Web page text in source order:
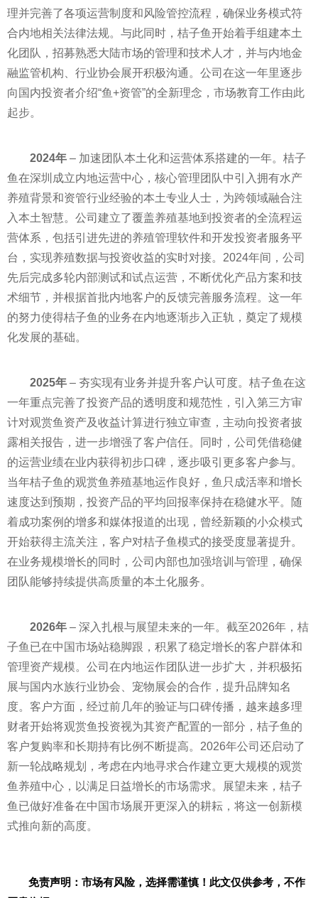
理并完善了各项运营制度和风险管控流程，确保业务模式符
合内地相关法律法规。与此同时，桔子鱼开始着手组建本土
化团队，招募熟悉大陆市场的管理和技术人才，并与内地金
融监管机构、行业协会展开积极沟通。公司在这一年里逐步
向国内投资者介绍“鱼+资管”的全新理念，市场教育工作由此
起步。
2024年 – 加速团队本土化和运营体系搭建的一年。桔子
鱼在深圳成立内地运营中心，核心管理团队中引入拥有水产
养殖背景和资管行业经验的本土专业人士，为跨领域融合注
入本土智慧。公司建立了覆盖养殖基地到投资者的全流程运
营体系，包括引进先进的养殖管理软件和开发投资者服务平
台，实现养殖数据与投资收益的实时对接。2024年间，公司
先后完成多轮内部测试和试点运营，不断优化产品方案和技
术细节，并根据首批内地客户的反馈完善服务流程。这一年
的努力使得桔子鱼的业务在内地逐渐步入正轨，奠定了规模
化发展的基础。
2025年 – 夯实现有业务并提升客户认可度。桔子鱼在这
一年重点完善了投资产品的透明度和规范性，引入第三方审
计对观赏鱼资产及收益计算进行独立审查，主动向投资者披
露相关报告，进一步增强了客户信任。同时，公司凭借稳健
的运营业绩在业内获得初步口碑，逐步吸引更多客户参与。
当年桔子鱼的观赏鱼养殖基地运作良好，鱼只成活率和增长
速度达到预期，投资产品的平均回报率保持在稳健水平。随
着成功案例的增多和媒体报道的出现，曾经新颖的小众模式
开始获得主流关注，客户对桔子鱼模式的接受度显著提升。
在业务规模增长的同时，公司内部也加强培训与管理，确保
团队能够持续提供高质量的本土化服务。
2026年 – 深入扎根与展望未来的一年。截至2026年，桔
子鱼已在中国市场站稳脚跟，积累了稳定增长的客户群体和
管理资产规模。公司在内地运作团队进一步扩大，并积极拓
展与国内水族行业协会、宠物展会的合作，提升品牌知名
度。客户方面，经过前几年的验证与口碑传播，越来越多理
财者开始将观赏鱼投资视为其资产配置的一部分，桔子鱼的
客户复购率和长期持有比例不断提高。2026年公司还启动了
新一轮战略规划，考虑在内地寻求合作建立更大规模的观赏
鱼养殖中心，以满足日益增长的市场需求。展望未来，桔子
鱼已做好准备在中国市场展开更深入的耕耘，将这一创新模
式推向新的高度。
免责声明：市场有风险，选择需谨慎！此文仅供参考，不作